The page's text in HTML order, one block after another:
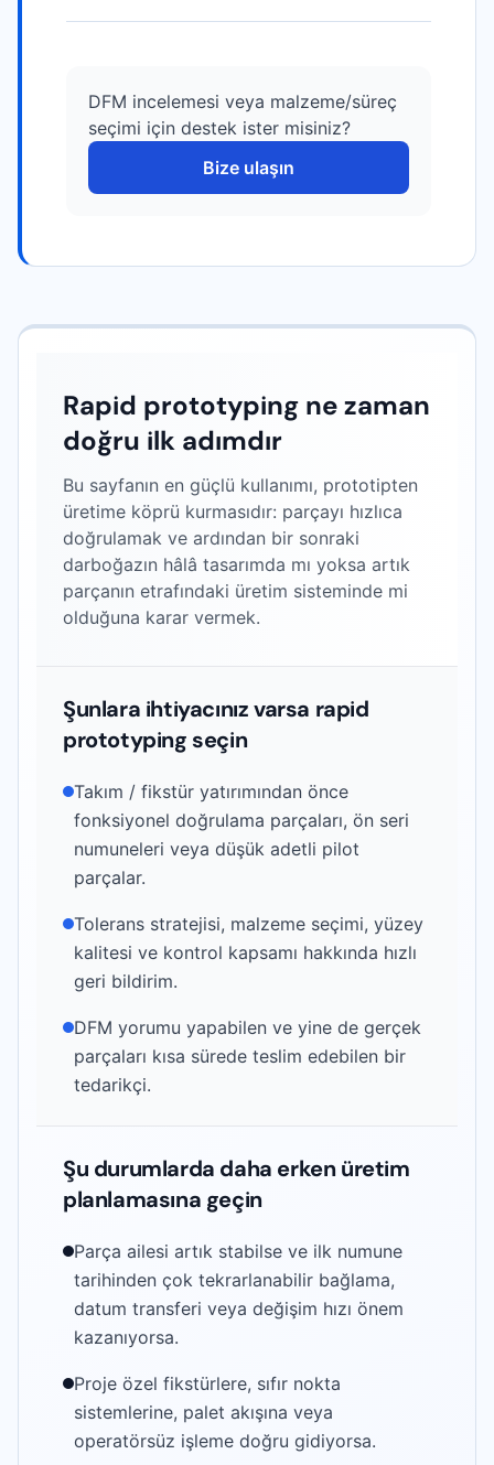
DFM incelemesi veya malzeme/süreç
seçimi için destek ister misiniz?
Bize ulaşın
Rapid prototyping ne zaman
doğru ilk adımdır
Bu sayfanın en güçlü kullanımı, prototipten
üretime köprü kurmasıdır: parçayı hızlıca
doğrulamak ve ardından bir sonraki
darboğazın hâlâ tasarımda mı yoksa artık
parçanın etrafındaki üretim sisteminde mi
olduğuna karar vermek.
Şunlara ihtiyacınız varsa rapid
prototyping seçin
Takım / fikstür yatırımından önce
fonksiyonel doğrulama parçaları, ön seri
numuneleri veya düşük adetli pilot
parçalar.
Tolerans stratejisi, malzeme seçimi, yüzey
kalitesi ve kontrol kapsamı hakkında hızlı
geri bildirim.
DFM yorumu yapabilen ve yine de gerçek
parçaları kısa sürede teslim edebilen bir
tedarikçi.
Şu durumlarda daha erken üretim
planlamasına geçin
Parça ailesi artık stabilse ve ilk numune
tarihinden çok tekrarlanabilir bağlama,
datum transferi veya değişim hızı önem
kazanıyorsa.
Proje özel fikstürlere, sıfır nokta
sistemlerine, palet akışına veya
operatörsüz işleme doğru gidiyorsa.